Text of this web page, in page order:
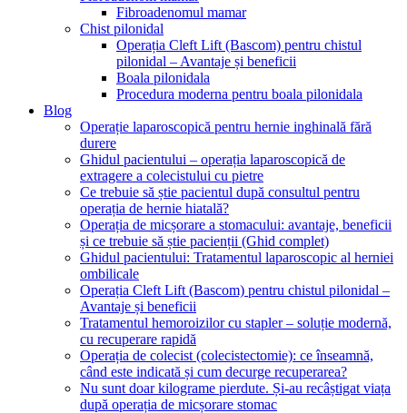
Fibroadenomul mamar
Chist pilonidal
Operația Cleft Lift (Bascom) pentru chistul
pilonidal – Avantaje și beneficii
Boala pilonidala
Procedura moderna pentru boala pilonidala
Blog
Operație laparoscopică pentru hernie inghinală fără
durere
Ghidul pacientului – operația laparoscopică de
extragere a colecistului cu pietre
Ce trebuie să știe pacientul după consultul pentru
operația de hernie hiatală?
Operația de micșorare a stomacului: avantaje, beneficii
și ce trebuie să știe pacienții (Ghid complet)
Ghidul pacientului: Tratamentul laparoscopic al herniei
ombilicale
Operația Cleft Lift (Bascom) pentru chistul pilonidal –
Avantaje și beneficii
Tratamentul hemoroizilor cu stapler – soluție modernă,
cu recuperare rapidă
Operația de colecist (colecistectomie): ce înseamnă,
când este indicată și cum decurge recuperarea?
Nu sunt doar kilograme pierdute. Și-au recâștigat viața
după operația de micșorare stomac